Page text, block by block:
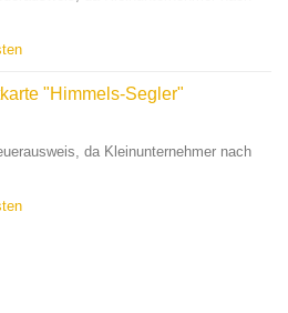
"Himmels-Segler"
da Kleinunternehmer nach